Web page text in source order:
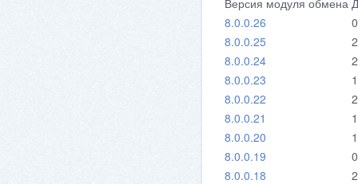
Версия модуля обмена
8.0.0.26
8.0.0.25
8.0.0.24
8.0.0.23
8.0.0.22
8.0.0.21
8.0.0.20
8.0.0.19
8.0.0.18